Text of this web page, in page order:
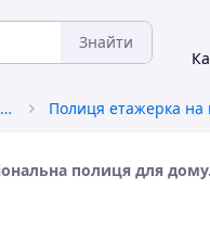
Знайти
Полки і етажерки для ванних кімнат
полиця для